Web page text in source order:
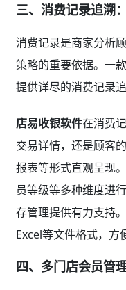
三、消费记录追溯
消费记录是商家分析
策略的重要依据。一
提供详尽的消费记录追
店易收银软件在消费
交易详情，还是顾客
报表等形式直观呈现
员等级等多种维度进
存管理提供有力支持
Excel等文件格式，方
四、多门店会员管